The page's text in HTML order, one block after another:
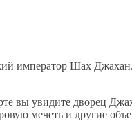
император Шах
вы увидите дворец
мечеть и другие